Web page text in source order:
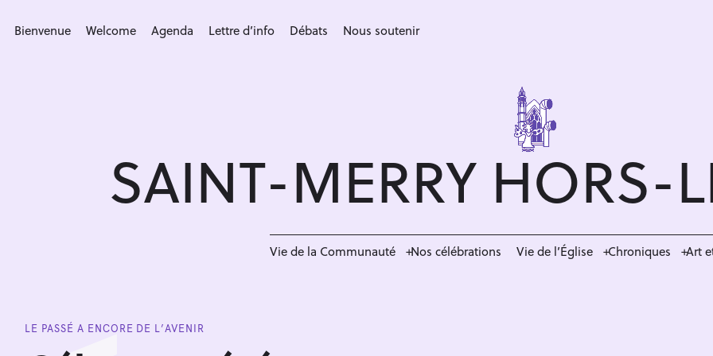
Bienvenue Welcome Agenda Lettre d’info Débats Nous soutenir
SAINT-MERRY HORS-
Vie de la Communauté Nos célébrations Vie de l’Église Chroniques Art
LE PASSÉ A ENCORE DE L’AVENIR